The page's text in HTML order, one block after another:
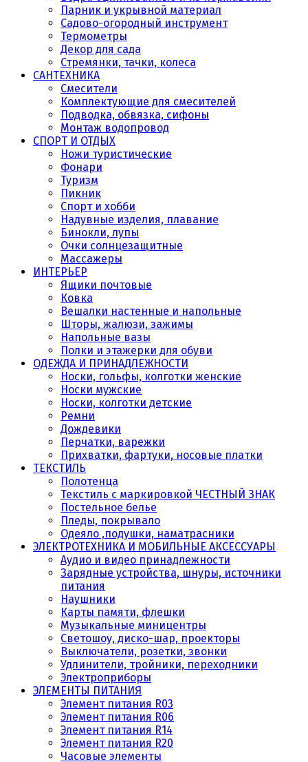
Парник и укрывной материал
Садово-огородный инструмент
Термометры
Декор для сада
Стремянки, тачки, колеса
САНТЕХНИКА
Смесители
Комплектующие для смесителей
Подводка, обвязка, сифоны
Монтаж водопровод
СПОРТ И ОТДЫХ
Ножи туристические
Фонари
Туризм
Пикник
Спорт и хобби
Надувные изделия, плавание
Бинокли, лупы
Очки солнцезащитные
Массажеры
ИНТЕРЬЕР
Ящики почтовые
Ковка
Вешалки настенные и напольные
Шторы, жалюзи, зажимы
Напольные вазы
Полки и этажерки для обуви
ОДЕЖДА И ПРИНАДЛЕЖНОСТИ
Носки, гольфы, колготки женские
Носки мужские
Носки, колготки детские
Ремни
Дождевики
Перчатки, варежки
Прихватки, фартуки, носовые платки
ТЕКСТИЛЬ
Полотенца
Текстиль с маркировкой ЧЕСТНЫЙ ЗНАК
Постельное белье
Пледы, покрывало
Одеяло ,подушки, наматрасники
ЭЛЕКТРОТЕХНИКА И МОБИЛЬНЫЕ АКСЕССУАРЫ
Аудио и видео принадлежности
Зарядные устройства, шнуры, источники
питания
Наушники
Карты памяти, флешки
Музыкальные миницентры
Светошоу, диско-шар, проекторы
Выключатели, розетки, звонки
Удлинители, тройники, переходники
Электроприборы
ЭЛЕМЕНТЫ ПИТАНИЯ
Элемент питания R03
Элемент питания R06
Элемент питания R14
Элемент питания R20
Часовые элементы